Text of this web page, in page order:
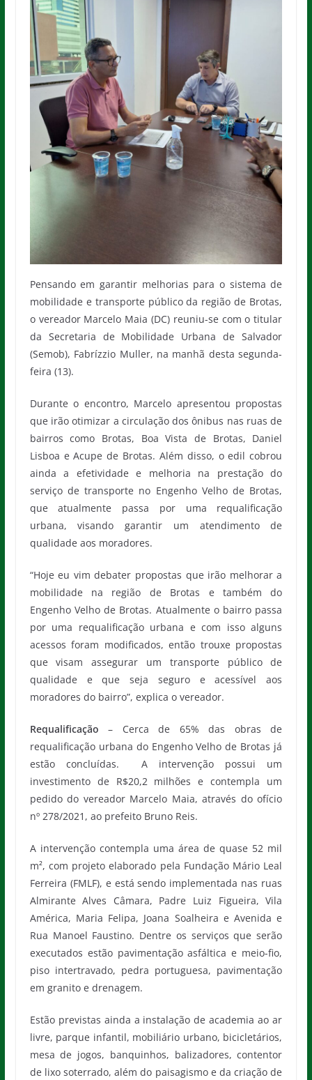
Pensando em garantir melhorias para o sistema de
mobilidade e transporte público da região de Brotas,
o vereador Marcelo Maia (DC) reuniu-se com o titular
da Secretaria de Mobilidade Urbana de Salvador
(Semob), Fabrízzio Muller, na manhã desta segunda-
feira (13).
Durante o encontro, Marcelo apresentou propostas
que irão otimizar a circulação dos ônibus nas ruas de
bairros como Brotas, Boa Vista de Brotas, Daniel
Lisboa e Acupe de Brotas. Além disso, o edil cobrou
ainda a efetividade e melhoria na prestação do
serviço de transporte no Engenho Velho de Brotas,
que atualmente passa por uma requalificação
urbana, visando garantir um atendimento de
qualidade aos moradores.
“Hoje eu vim debater propostas que irão melhorar a
mobilidade na região de Brotas e também do
Engenho Velho de Brotas. Atualmente o bairro passa
por uma requalificação urbana e com isso alguns
acessos foram modificados, então trouxe propostas
que visam assegurar um transporte público de
qualidade e que seja seguro e acessível aos
moradores do bairro”, explica o vereador.
Requalificação – Cerca de 65% das obras de
requalificação urbana do Engenho Velho de Brotas já
estão concluídas. A intervenção possui um
investimento de R$20,2 milhões e contempla um
pedido do vereador Marcelo Maia, através do ofício
nº 278/2021, ao prefeito Bruno Reis.
A intervenção contempla uma área de quase 52 mil
m², com projeto elaborado pela Fundação Mário Leal
Ferreira (FMLF), e está sendo implementada nas ruas
Almirante Alves Câmara, Padre Luiz Figueira, Vila
América, Maria Felipa, Joana Soalheira e Avenida e
Rua Manoel Faustino. Dentre os serviços que serão
executados estão pavimentação asfáltica e meio-fio,
piso intertravado, pedra portuguesa, pavimentação
em granito e drenagem.
Estão previstas ainda a instalação de academia ao ar
livre, parque infantil, mobiliário urbano, bicicletários,
mesa de jogos, banquinhos, balizadores, contentor
de lixo soterrado, além do paisagismo e da criação de